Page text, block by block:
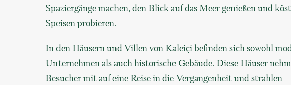
Spaziergänge machen, den Blick auf das Meer genießen und
Speisen probieren.
In den Häusern und Villen von Kaleiçi befinden sich sowohl
Unternehmen als auch historische Gebäude. Diese Häuser
Besucher mit auf eine Reise in die Vergangenheit und strahlen